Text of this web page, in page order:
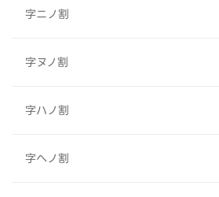
字ニノ割
字ヌノ割
字ハノ割
字ヘノ割